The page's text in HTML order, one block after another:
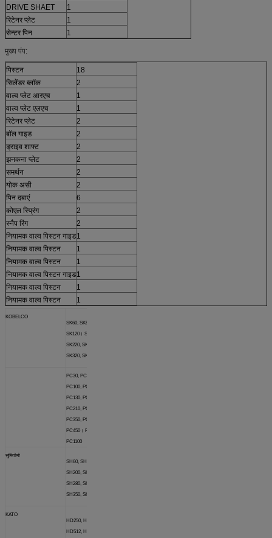
DRIVE SHAET
1
रिटेनर प्लेट
1
सेन्टर पिन
1
मुख्य पंप:
पिस्टन
18
सिलेंडर ब्लॉक
2
वाल्व प्लेट आरएच
1
वाल्व प्लेट एलएच
1
रिटेनर प्लेट
2
बॉल गाइड
2
ड्राइव शाफ्ट
2
झनकना प्लेट
2
समर्थन
2
योक असी
2
पिन दबाएं
6
कोएल स्प्रिंग
2
स्नैप रिंग
2
नियामक वाल्व पिस्टन गाइड1
नियामक वाल्व पिस्टन
1
नियामक वाल्व पिस्टन
1
नियामक वाल्व पिस्टन गाइड1
नियामक वाल्व पिस्टन
1
नियामक वाल्व पिस्टन
1
KOBELCO
SK60, SK80, SK100।
SK120। SK135, SK200,
SK220, SK250, SK300,
SK320, SK330, SK350.SK480
PC30, PC40, PC50, PC60,
PC100, PC120, PC128,
PC130, PC150, PC200,
PC210, PC220, PC300,
PC350, PC360, PC400,
PC450। PC650।
PC1100
सुमितोमो
SH60, SH100, SH120,
SH200, SH220, SH240,
SH280, SH300, SH330,
SH350, SH400
KATO
HD250, HD307, HD400,
HD512, HD550, HD700,